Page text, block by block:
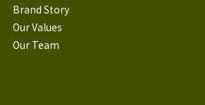
Brand Story
Our Values
Our Team